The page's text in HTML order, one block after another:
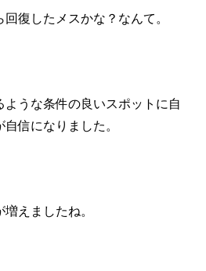
復したメスかな？なんて。
うな条件の良いスポットに自
信になりました。
えましたね。